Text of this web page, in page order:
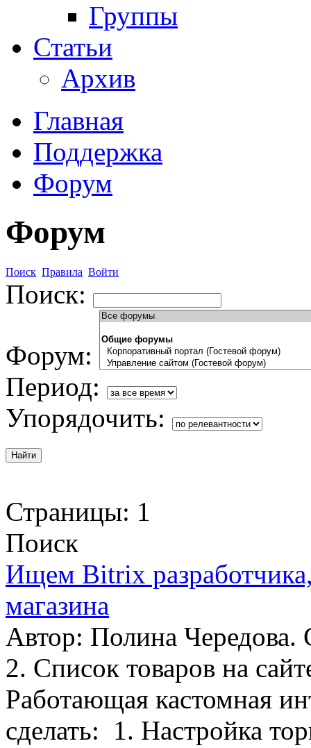
Группы
Статьи
Архив
Главная
Поддержка
Форум
Форум
Поиск Правила Войти
Поиск:
Форум:
Период:
Упорядочить:
Страницы: 1
Поиск
Ищем Bitrix
магазина
Автор: Полина
2. Список товаров на
Работающая кастомная
сделать: 1. Настройка